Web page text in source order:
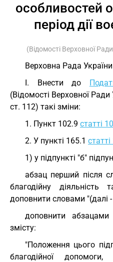
особливостей
період дії
(Відомості Верховної
Верховна Рада
I. Внести до
(Відомості Верховної
ст. 112) такі зміни:
1. Пункт 102.9 статті
2. У пункті 165.1
1) у підпункті "б"
абзац перший після
благодійну діяльність
доповнити словами "(далі
доповнити
змісту:
"Положення цього
благодійної